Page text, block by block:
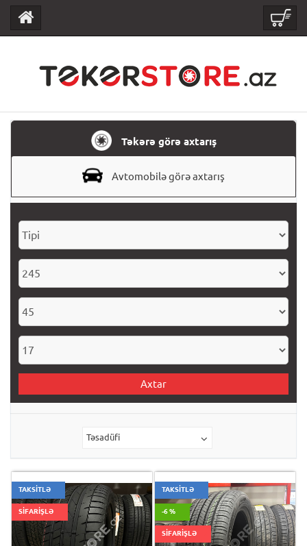
Təkərə görə axtarış
Avtomobilə görə axtarış
Axtar
Təsadüfi
TAKSİTLƏ
SİFARİŞLƏ
TAKSİTLƏ
-6 %
SİFARİŞLƏ